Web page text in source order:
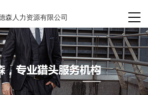
森人力资源有限公司